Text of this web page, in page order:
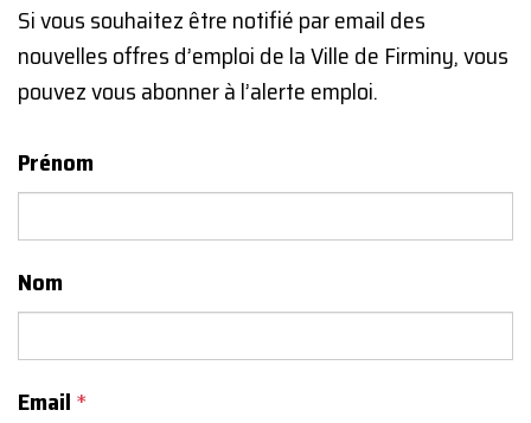
Si vous souhaitez être notifié par email des
nouvelles offres d’emploi de la Ville de Firminy, vous
pouvez vous abonner à l’alerte emploi.
Prénom
Nom
Email*